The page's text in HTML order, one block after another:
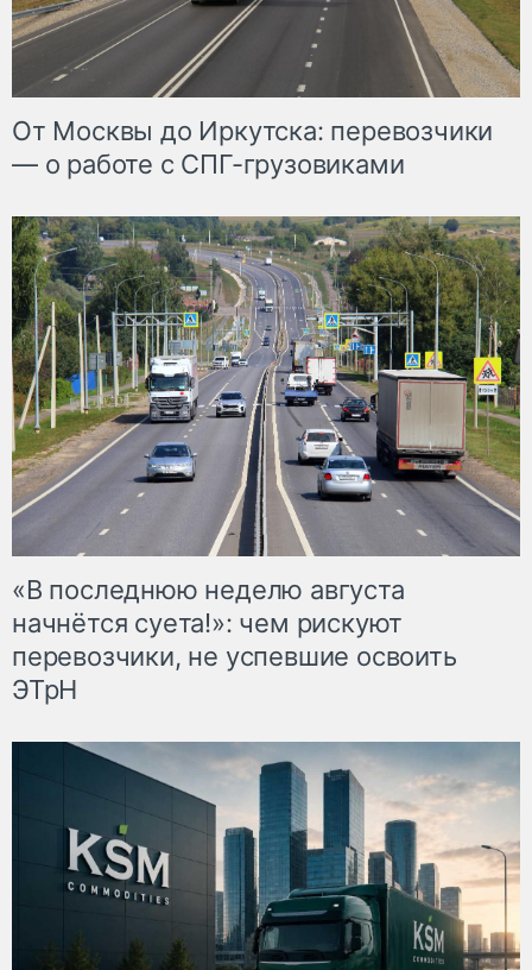
От Москвы до Иркутска: перевозчики
— о работе с СПГ-грузовиками
«В последнюю неделю августа
начнётся суета!»: чем рискуют
перевозчики, не успевшие освоить
ЭТрН